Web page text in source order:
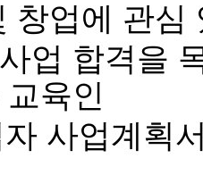
창업에 관심
업 합격을
육인
사업계획